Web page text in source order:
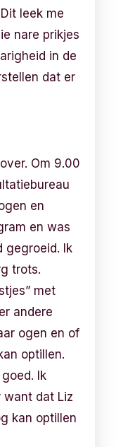
leek me
nare prikjes
in de
dat er
Om 9.00
en
en was
gegroeid. Ik
trots.
met
andere
ogen en of
optillen.
Ik
want dat Liz
kan optillen